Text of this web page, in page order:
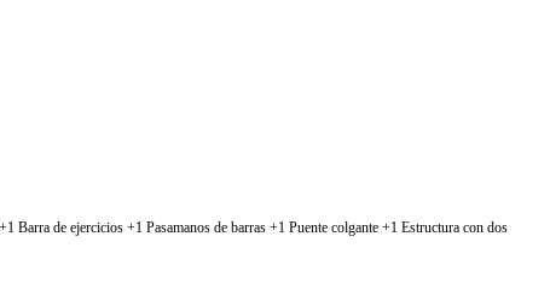
Barra de ejercicios +1 Pasamanos de barras +1 Puente colgante +1 Estructura con dos